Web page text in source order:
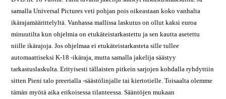
samalla Universal Pictures veti pohjan pois oikeastaan koko vanhalta
ikärajamäärittelyltä. Vanhassa mallissa laskutus on ollut kaksi euroa
minuutilta kun ohjelmia on etukäteistarkastettu ja sen kautta asetettu
niille ikärajoja. Jos ohjelmaa ei etukäteistarkasteta sille tullee
automaattiseksi K-18 -ikäraja, mutta samalla jakelija säästyy
tarkastuslaskulta. Erityisesti tällaisten pitkein sarjojen kohdalla ryhdyttiin
sitten Pieni talo preerialla -säästölinjalle tai kiertotielle. Toisaalta olemme
tämän myötä aika erikoisessa tilanteessa. Sääntöjen mukaan